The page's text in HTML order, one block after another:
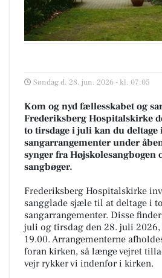
Søndag d. 28. jun. 2026 - kl. 07:05
Kom og nyd fællesskabet og
Frederiksberg Hospitalskirke
to tirsdage i juli kan du deltage
sangarrangementer under
synger fra Højskolesangbogen
sangbøger.
Frederiksberg Hospitalskirke
sangglade sjæle til at deltage i
sangarrangementer. Disse
juli og tirsdag den 28. juli 2026,
19.00. Arrangementerne
foran kirken, så længe vejret
vejr rykker vi indenfor i kirken.